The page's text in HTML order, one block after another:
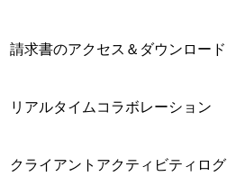
請求書のアクセス＆ダウンロード
リアルタイムコラボレーション
クライアントアクティビティログ